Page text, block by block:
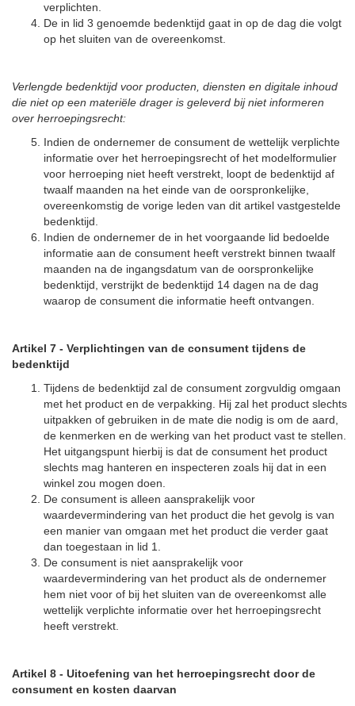
verplichten.
De in lid 3 genoemde bedenktijd gaat in op de dag die volgt
op het sluiten van de overeenkomst.
Verlengde bedenktijd voor producten, diensten en digitale inhoud
die niet op een materiële drager is geleverd bij niet informeren
over herroepingsrecht:
Indien de ondernemer de consument de wettelijk verplichte
informatie over het herroepingsrecht of het modelformulier
voor herroeping niet heeft verstrekt, loopt de bedenktijd af
twaalf maanden na het einde van de oorspronkelijke,
overeenkomstig de vorige leden van dit artikel vastgestelde
bedenktijd.
Indien de ondernemer de in het voorgaande lid bedoelde
informatie aan de consument heeft verstrekt binnen twaalf
maanden na de ingangsdatum van de oorspronkelijke
bedenktijd, verstrijkt de bedenktijd 14 dagen na de dag
waarop de consument die informatie heeft ontvangen.
Artikel 7 - Verplichtingen van de consument tijdens de
bedenktijd
Tijdens de bedenktijd zal de consument zorgvuldig omgaan
met het product en de verpakking. Hij zal het product slechts
uitpakken of gebruiken in de mate die nodig is om de aard,
de kenmerken en de werking van het product vast te stellen.
Het uitgangspunt hierbij is dat de consument het product
slechts mag hanteren en inspecteren zoals hij dat in een
winkel zou mogen doen.
De consument is alleen aansprakelijk voor
waardevermindering van het product die het gevolg is van
een manier van omgaan met het product die verder gaat
dan toegestaan in lid 1.
De consument is niet aansprakelijk voor
waardevermindering van het product als de ondernemer
hem niet voor of bij het sluiten van de overeenkomst alle
wettelijk verplichte informatie over het herroepingsrecht
heeft verstrekt.
Artikel 8 - Uitoefening van het herroepingsrecht door de
consument en kosten daarvan